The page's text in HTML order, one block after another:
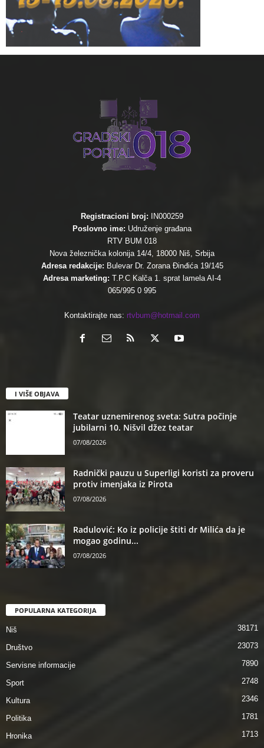
Registracioni broj:
IN000259
Poslovno ime: Udruženje građana
RTV BUM 018
Nova železnička kolonija 14/4, 18000 Niš, Srbija
Adresa redakcije: Bulevar Dr. Zorana Đinđića 19/145
Adresa marketing: T.P.C Kalča 1. sprat lamela AI-4
065/995 0 995
Kontaktirajte nas: rtvbum@hotmail.com
I VIŠE OBJAVA
Teatar uznemirenog sveta: Sutra počinje
jubilarni 10. Nišvil džez teatar
07/08/2026
Radnički pauzu u Superligi koristi za proveru
protiv imenjaka iz Pirota
07/08/2026
Radulović: Ko iz policije štiti dr Milića da je
mogao godinu...
07/08/2026
POPULARNA KATEGORIJA
Niš 38171
Društvo 23073
Servisne informacije 7890
Sport 2748
Kultura 2346
Politika 1781
Hronika 1713